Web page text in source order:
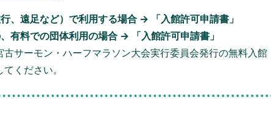
、遠足など）で利用する場合 → 「入館許可申請書」
有料での団体利用の場合 → 「入館許可申請書」
サーモン・ハーフマラソン大会実行委員会発行の無料入館
ください。